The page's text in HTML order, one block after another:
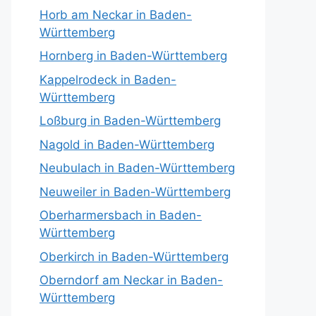
Horb am Neckar in Baden-
Württemberg
Hornberg in Baden-Württemberg
Kappelrodeck in Baden-
Württemberg
Loßburg in Baden-Württemberg
Nagold in Baden-Württemberg
Neubulach in Baden-Württemberg
Neuweiler in Baden-Württemberg
Oberharmersbach in Baden-
Württemberg
Oberkirch in Baden-Württemberg
Oberndorf am Neckar in Baden-
Württemberg